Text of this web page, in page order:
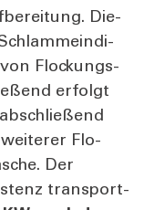
Die­
Flo­ckungs­
erfolgt
wei­te­rer Flo­
Der
trans­port­